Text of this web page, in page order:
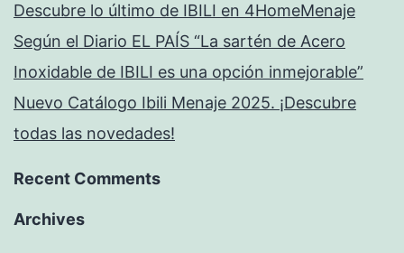
Descubre lo último de IBILI en 4HomeMenaje
Según el Diario EL PAÍS “La sartén de Acero
Inoxidable de IBILI es una opción inmejorable”
Nuevo Catálogo Ibili Menaje 2025. ¡Descubre
todas las novedades!
Recent Comments
Archives